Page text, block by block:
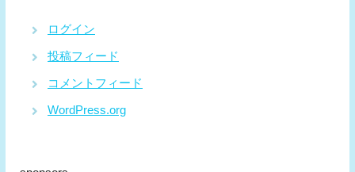
ログイン
投稿フィード
コメントフィード
WordPress.org